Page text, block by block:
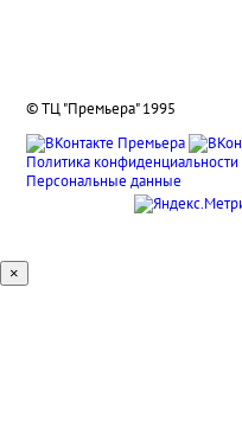
© ТЦ "Премьера" 1995
Политика конфиденциальности
Персональные данные
×